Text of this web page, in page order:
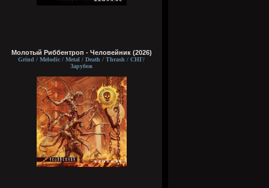
Молотый Риббентроп - Человейник (2026)
Grind / Melodic / Metal / Death / Thrash / СНГ/
Зарубеж